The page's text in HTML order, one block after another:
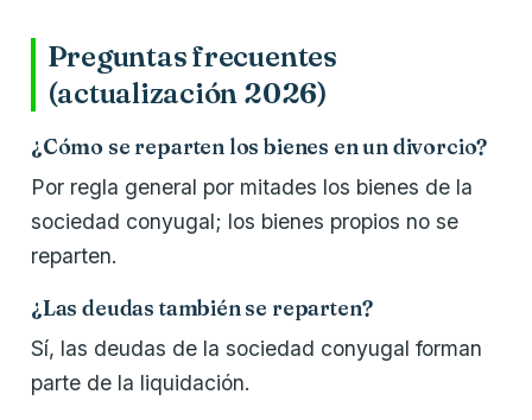
Preguntas frecuentes
(actualización 2026)
¿Cómo se reparten los bienes en un divorcio?
Por regla general por mitades los bienes de la
sociedad conyugal; los bienes propios no se
reparten.
¿Las deudas también se reparten?
Sí, las deudas de la sociedad conyugal forman
parte de la liquidación.